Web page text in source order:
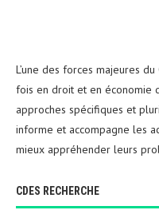
L’une des forces majeures
fois en droit et en économie
approches spécifiques et
informe et accompagne les
mieux appréhender leurs
CDES RECHERCHE